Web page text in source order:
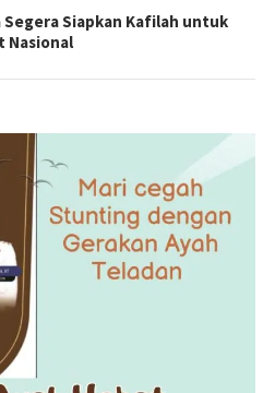
Segera Siapkan Kafilah untuk
Nasional